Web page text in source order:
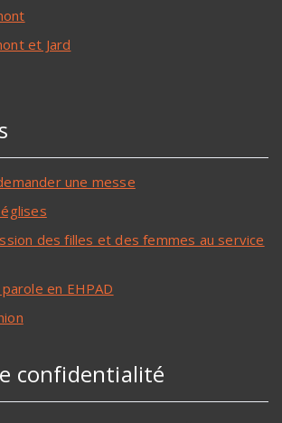
et Jard
une messe
des filles et des femmes au service
en EHPAD
confidentialité